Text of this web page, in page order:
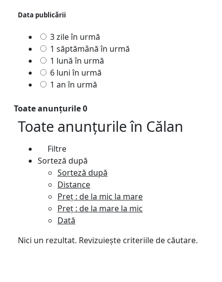
Data publicării
3 zile în urmă
1 săptămână în urmă
1 lună în urmă
6 luni în urmă
1 an în urmă
Toate anunțurile0
Toate anunțurileîn Călan
Filtre
Sorteză după
Sorteză după
Distance
Preț : de la mic la mare
Preț : de la mare la mic
Dată
Nici un rezultat. Revizuiește criteriile de căutare.